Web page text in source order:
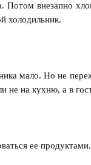
внезапно
холодильник.
мало. Но не
не на кухню, а в
ее продуктами.